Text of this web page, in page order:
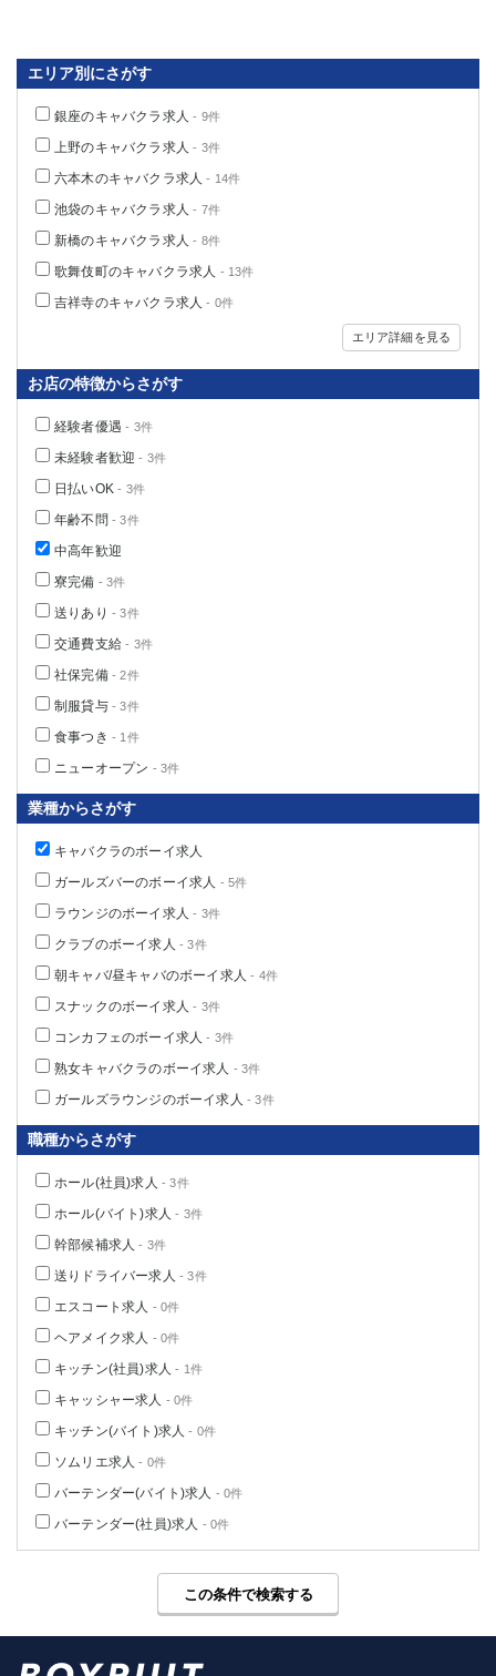
エリア別にさがす
銀座のキャバクラ求人- 9件
上野のキャバクラ求人- 3件
六本木のキャバクラ求人- 14件
池袋のキャバクラ求人- 7件
新橋のキャバクラ求人- 8件
歌舞伎町のキャバクラ求人 - 13件
吉祥寺のキャバクラ求人- 0件
エリア詳細を見る
お店の特徴からさがす
経験者優遇 - 3件
未経験者歓迎 - 3件
日払いOK - 3件
年齢不問 - 3件
中高年歓迎
寮完備 - 3件
送りあり - 3件
交通費支給 - 3件
社保完備- 2件
制服貸与- 3件
食事つき - 1件
ニューオープン - 3件
業種からさがす
キャバクラのボーイ求人
ガールズバーのボーイ求人 - 5件
ラウンジのボーイ求人 - 3件
クラブのボーイ求人 - 3件
朝キャバ/昼キャバのボーイ求人 - 4件
スナックのボーイ求人 - 3件
コンカフェのボーイ求人 - 3件
熟女キャバクラのボーイ求人 - 3件
ガールズラウンジのボーイ求人 - 3件
職種からさがす
ホール(社員)求人 - 3件
ホール(バイト)求人 - 3件
幹部候補求人 - 3件
送りドライバー求人 - 3件
エスコート求人 - 0件
ヘアメイク求人 - 0件
キッチン(社員)求人 - 1件
キャッシャー求人 - 0件
キッチン(バイト)求人 - 0件
ソムリエ求人 - 0件
バーテンダー(バイト)求人 - 0件
バーテンダー(社員)求人 - 0件
この条件で検索する